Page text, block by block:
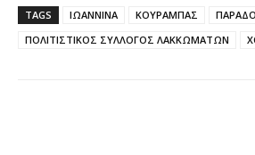
TAGS ΙΩΑΝΝΙΝΑ ΚΟΥΡΑΜΠΑΣ
ΠΟΛΙΤΙΣΤΙΚΟΣ ΣΥΛΛΟΓΟΣ ΛΑΚΚΩΜΑΤΩΝ